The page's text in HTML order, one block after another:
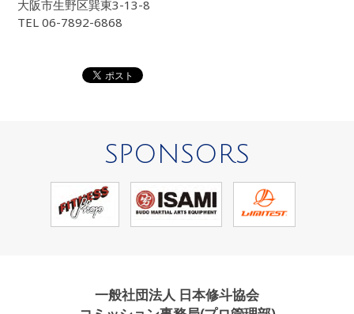
大阪市生野区巽東3-13-8
TEL 06-7892-6868
SPONSORS
一般社団法人 日本修斗協会